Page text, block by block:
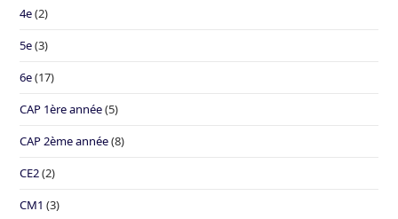
4e(2)
5e(3)
6e(17)
CAP 1ère année(5)
CAP 2ème année(8)
CE2(2)
CM1 (3)